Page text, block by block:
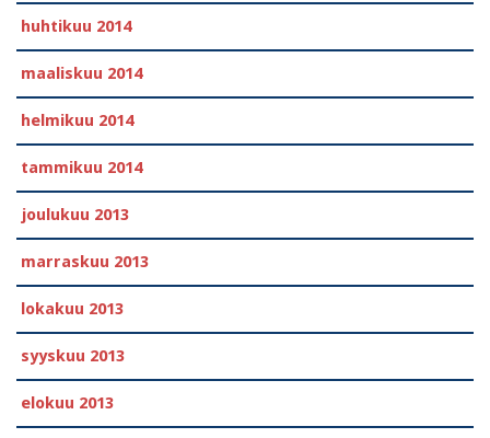
huhtikuu 2014
maaliskuu 2014
helmikuu 2014
tammikuu 2014
joulukuu 2013
marraskuu 2013
lokakuu 2013
syyskuu 2013
elokuu 2013